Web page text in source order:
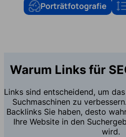
Porträtfotografie
Warum Links für
Links sind entscheidend, um
Suchmaschinen zu
Backlinks Sie haben, desto
Ihre Website in den
wird.